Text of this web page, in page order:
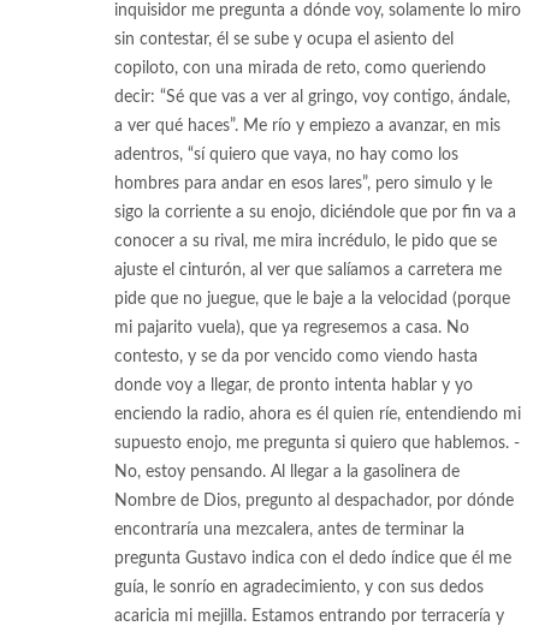
inquisidor me pregunta a dónde voy, solamente lo miro
sin contestar, él se sube y ocupa el asiento del
copiloto, con una mirada de reto, como queriendo
decir: “Sé que vas a ver al gringo, voy contigo, ándale,
a ver qué haces”. Me río y empiezo a avanzar, en mis
adentros, “sí quiero que vaya, no hay como los
hombres para andar en esos lares”, pero simulo y le
sigo la corriente a su enojo, diciéndole que por fin va a
conocer a su rival, me mira incrédulo, le pido que se
ajuste el cinturón, al ver que salíamos a carretera me
pide que no juegue, que le baje a la velocidad (porque
mi pajarito vuela), que ya regresemos a casa. No
contesto, y se da por vencido como viendo hasta
donde voy a llegar, de pronto intenta hablar y yo
enciendo la radio, ahora es él quien ríe, entendiendo mi
supuesto enojo, me pregunta si quiero que hablemos. -
No, estoy pensando. Al llegar a la gasolinera de
Nombre de Dios, pregunto al despachador, por dónde
encontraría una mezcalera, antes de terminar la
pregunta Gustavo indica con el dedo índice que él me
guía, le sonrío en agradecimiento, y con sus dedos
acaricia mi mejilla. Estamos entrando por terracería y